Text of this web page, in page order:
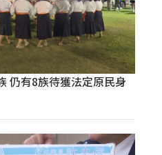
仍有8族待獲法定原民身